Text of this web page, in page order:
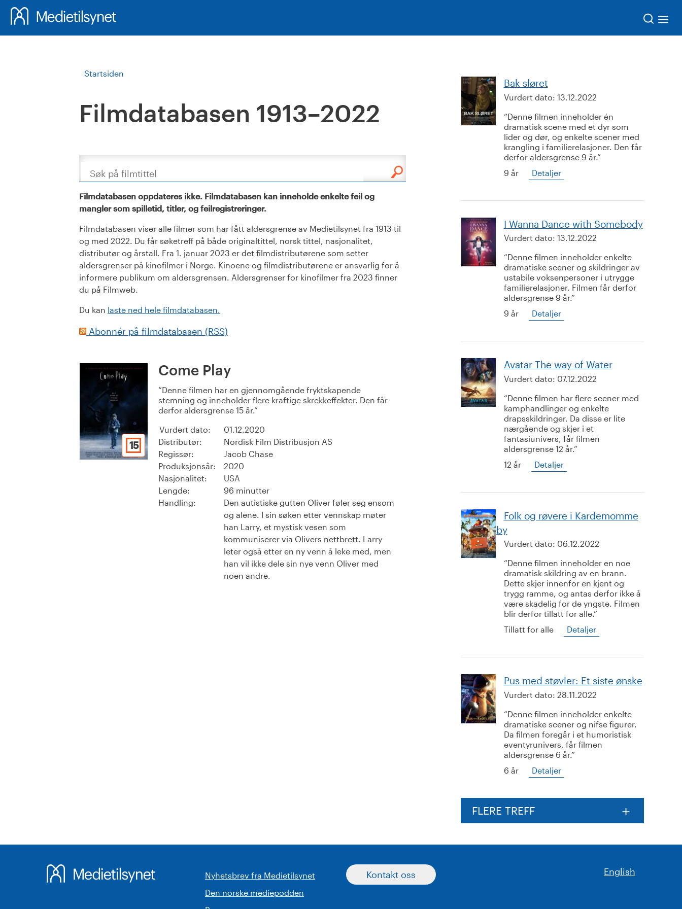
Startsiden
Filmdatabasen 1913–2022
Søk
Filmdatabasen oppdateres ikke. Filmdatabasen kan inneholde enkelte feil og
mangler som spilletid, titler, og feilregistreringer.
Filmdatabasen viser alle filmer som har fått aldersgrense av Medietilsynet fra 1913 til
og med 2022. Du får søketreff på både originaltittel, norsk tittel, nasjonalitet,
distributør og årstall. Fra 1. januar 2023 er det filmdistributørene som setter
aldersgrenser på kinofilmer i Norge. Kinoene og filmdistributørene er ansvarlig for å
informere publikum om aldersgrensen. Aldersgrenser for kinofilmer fra 2023 finner
du på Filmweb.
Du kan laste ned hele filmdatabasen.
Abonnér på filmdatabasen (RSS)
15
Come Play
Denne filmen har en gjennomgående fryktskapende
stemning og inneholder flere kraftige skrekkeffekter. Den får
derfor aldersgrense 15 år.
Vurdert dato:
01.12.2020
Distributør:
Nordisk Film Distribusjon AS
Regissør:
Jacob Chase
Produksjonsår:
2020
Nasjonalitet:
USA
Lengde:
96 minutter
Handling:
Den autistiske gutten Oliver føler seg ensom
og alene. I sin søken etter vennskap møter
han Larry, et mystisk vesen som
kommuniserer via Olivers nettbrett. Larry
leter også etter en ny venn å leke med, men
han vil ikke dele sin nye venn Oliver med
noen andre.
Bak sløret
Vurdert dato: 13.12.2022
Denne filmen inneholder én
dramatisk scene med et dyr som
lider og dør, og enkelte scener med
krangling i familierelasjoner. Den får
derfor aldersgrense 9 år.
9 år
Detaljer
I Wanna Dance with Somebody
Vurdert dato: 13.12.2022
Denne filmen inneholder enkelte
dramatiske scener og skildringer av
ustabile voksenpersoner i utrygge
familierelasjoner. Filmen får derfor
aldersgrense 9 år.
9 år
Detaljer
Avatar The way of Water
Vurdert dato: 07.12.2022
Denne filmen har flere scener med
kamphandlinger og enkelte
drapsskildringer. Da disse er lite
nærgående og skjer i et
fantasiunivers, får filmen
aldersgrense 12 år.
12 år
Detaljer
Folk og røvere i Kardemomme
by
Vurdert dato: 06.12.2022
Denne filmen inneholder en noe
dramatisk skildring av en brann.
Dette skjer innenfor en kjent og
trygg ramme, og antas derfor ikke å
være skadelig for de yngste. Filmen
blir derfor tillatt for alle.
Tillatt for alle
Detaljer
Pus med støvler: Et siste ønske
Vurdert dato: 28.11.2022
Denne filmen inneholder enkelte
dramatiske scener og nifse figurer.
Da filmen foregår i et humoristisk
eventyrunivers, får filmen
aldersgrense 6 år.
6 år
Detaljer
FLERE TREFF
Nyhetsbrev fra Medietilsynet
Den norske mediepodden
Kontakt oss English